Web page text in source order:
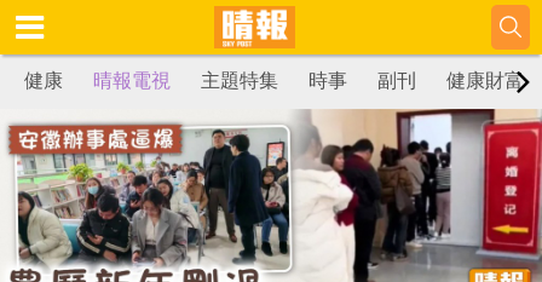
健康 晴報電視 主題特集 時事 副刊 健康財富